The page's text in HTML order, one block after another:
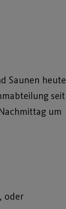
Saunen heute
seit
um
oder